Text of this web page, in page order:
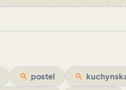
search postel search